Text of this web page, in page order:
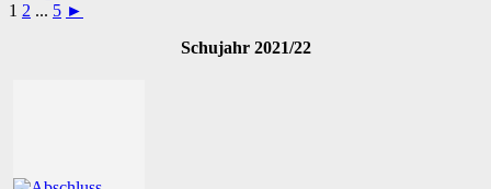
1 2 ... 5 ►
Schujahr 2021/22